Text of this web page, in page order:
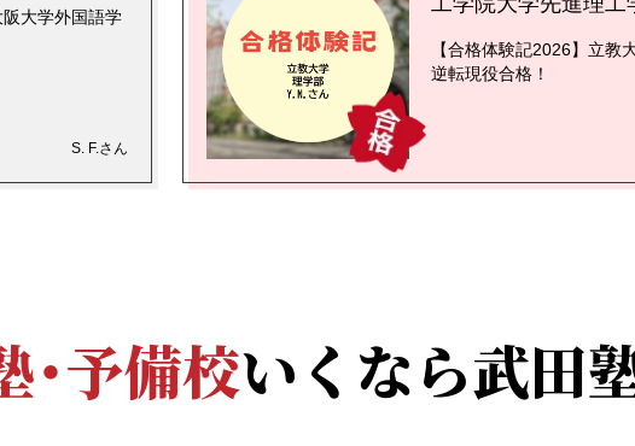
阪大学外国語学
S. F.さん
【合格体験記2026】立教
逆転現役合格！
予備校いくなら武田